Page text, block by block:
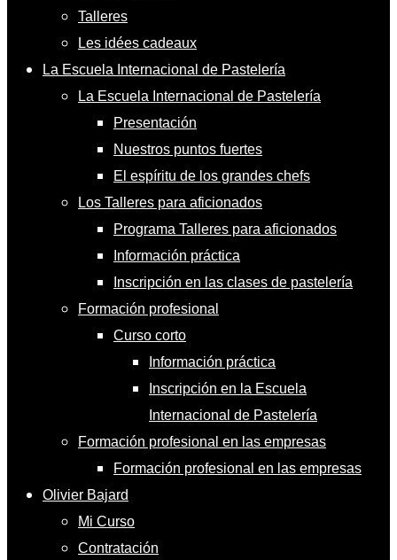
Talleres
Les idées cadeaux
La Escuela Internacional de Pastelería
La Escuela Internacional de Pastelería
Presentación
Nuestros puntos fuertes
El espíritu de los grandes chefs
Los Talleres para aficionados
Programa Talleres para aficionados
Información práctica
Inscripción en las clases de pastelería
Formación profesional
Curso corto
Información práctica
Inscripción en la Escuela
Internacional de Pastelería
Formación profesional en las empresas
Formación profesional en las empresas
Olivier Bajard
Mi Curso
Contratación